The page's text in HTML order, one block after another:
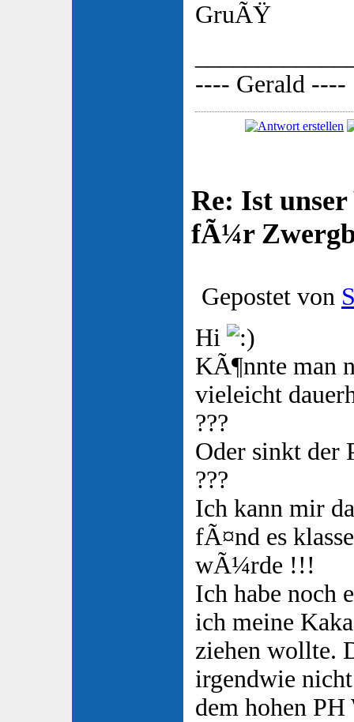
GruÃŸ
---- Gerald ----
Re: Ist
fÃ¼r
Gepostet von
Hi
KÃ¶nnte man
vieleicht
???
Oder sinkt der
???
Ich kann mir
fÃ¤nd es
wÃ¼rde !!!
Ich habe noch
ich meine
ziehen wollte.
irgendwie
dem hohen PH